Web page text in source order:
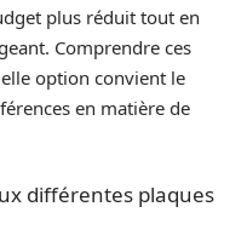
plus réduit tout en
Comprendre ces
option convient le
en matière de
différentes plaques